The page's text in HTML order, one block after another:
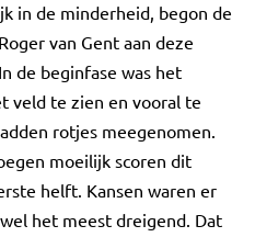
in de minderheid, begon de
van Gent aan deze
de beginfase was het
veld te zien en vooral te
rotjes meegenomen.
moeilijk scoren dit
helft. Kansen waren er
het meest dreigend. Dat